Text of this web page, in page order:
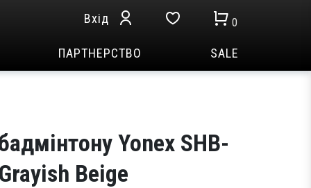
Вхід 0
ПАРТНЕРСТВО SALE
Yonex SHB-
Beige